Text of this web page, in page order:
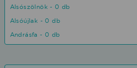
Alsószölnök - 0 db
Alsóújlak - 0 db
Andrásfa - 0 db